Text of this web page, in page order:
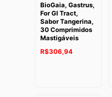
BioGaia, Gastrus,
For GI Tract,
Sabor Tangerina,
30 Comprimidos
Mastigáveis
R$306,94